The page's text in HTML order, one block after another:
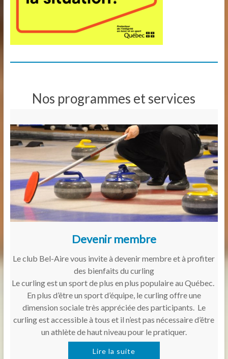
Nos programmes et services
Devenir membre
Le club Bel-Aire vous invite à devenir membre et à profiter
des bienfaits du curling
Le curling est un sport de plus en plus populaire au Québec.
En plus d’être un sport d’équipe, le curling offre une
dimension sociale très appréciée des participants. Le
curling est accessible à tous et il n’est pas nécessaire d’être
un athlète de haut niveau pour le pratiquer.
Lire la suite